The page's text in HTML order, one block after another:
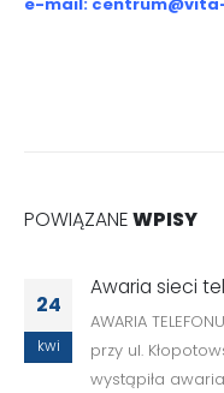
POWIĄZANEWPISY
24
kwi
Awaria sieci
AWARIA
przy ul.
wystąpiła